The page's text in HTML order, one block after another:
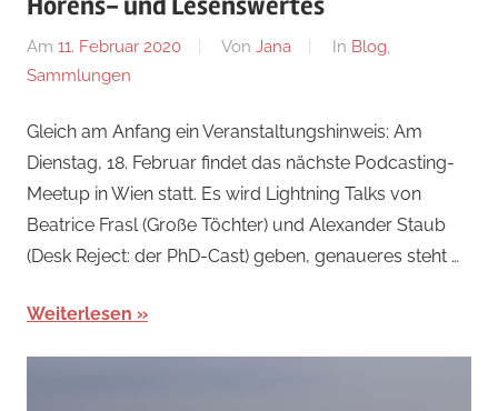
Am 11. Februar 2020 Von Jana In Blog,
Sammlungen
Gleich am Anfang ein Veranstaltungshinweis: Am
Dienstag, 18. Februar findet das nächste Podcasting-
Meetup in Wien statt. Es wird Lightning Talks von
Beatrice Frasl (Große Töchter) und Alexander Staub
(Desk Reject: der PhD-Cast) geben, genaueres steht …
Weiterlesen